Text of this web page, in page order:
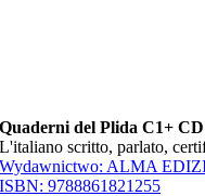
Quaderni del Plida C1+
L'italiano scritto, parlato,
Wydawnictwo: ALMA
ISBN:9788861821255